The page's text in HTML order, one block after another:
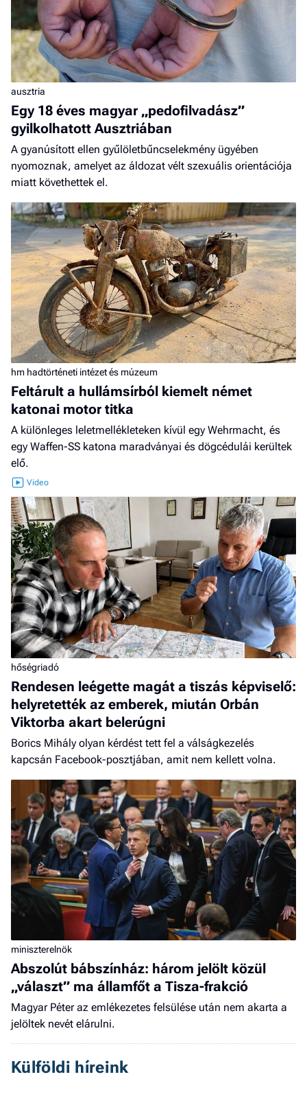
ausztria
Egy 18 éves magyar „pedofilvadász”
gyilkolhatott Ausztriában
A gyanúsított ellen gyűlöletbűncselekmény ügyében
nyomoznak, amelyet az áldozat vélt szexuális orientációja
miatt követhettek el.
hm hadtörténeti intézet és múzeum
Feltárult a hullámsírból kiemelt német
katonai motor titka
A különleges leletmellékleteken kívül egy Wehrmacht, és
egy Waffen-SS katona maradványai és dögcédulái kerültek
elő.
hőségriadó
Rendesen leégette magát a tiszás képviselő:
helyretették az emberek, miután Orbán
Viktorba akart belerúgni
Borics Mihály olyan kérdést tett fel a válságkezelés
kapcsán Facebook-posztjában, amit nem kellett volna.
miniszterelnök
Abszolút bábszínház: három jelölt közül
„választ” ma államfőt a Tisza-frakció
Magyar Péter az emlékezetes felsülése után nem akarta a
jelöltek nevét elárulni.
Külföldi híreink